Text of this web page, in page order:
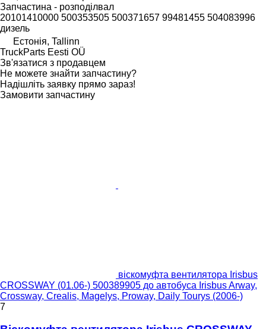
Запчастина - розподілвал
20101410000 500353505 500371657 99481455 504083996
дизель
Естонія, Tallinn
TruckParts Eesti OÜ
Зв'язатися з продавцем
Не можете знайти запчастину?
Надішліть заявку прямо зараз!
Замовити запчастину
віскомуфта вентилятора Irisbus
CROSSWAY (01.06-) 500389905 до автобуса Irisbus Arway,
Crossway, Crealis, Magelys, Proway, Daily Tourys (2006-)
7